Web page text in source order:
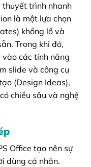
thuyết trình nhanh
là một lựa chọn
khổng lồ và
Trong khi đó,
các tính năng
slide và công cụ
(Design Ideas),
chiều sâu và nghệ
Office tạo nên sự
dùng cá nhân.